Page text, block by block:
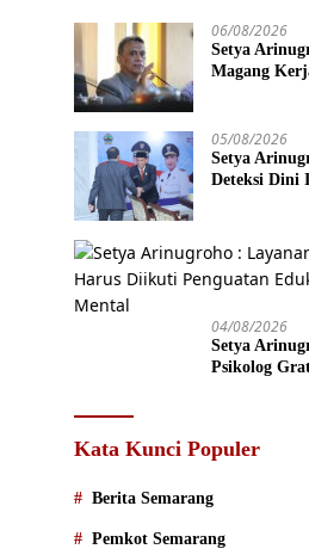
06/08/2026
Setya
Magang
05/08/2026
Setya
Deteksi Dini
04/08/2026
Setya
Psikolog
Kata Kunci Populer
Berita Semarang
Pemkot Semarang